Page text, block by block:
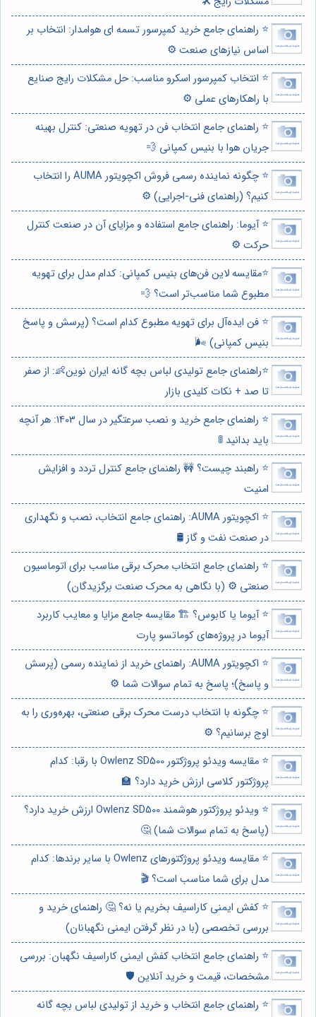
⭐️ راهنمای جامع خرید کمپرسور تسمه ای هوامدار: انتخاب بر
اساس نیازهای صنعت ⚙️
⭐️ انتخاب کمپرسور اسکرو مناسب: حل مشکلات رایج صنایع
با راهکارهای عملی ⚙️
⭐️ راهنمای جامع انتخاب فن در تهویه صنعتی: کنترل بهینه
جریان هوا با بنیس کمپانی 💨
⭐️ چگونه نماینده رسمی فروش اکچویتور AUMA را انتخاب
کنیم؟ (راهنمای فنی-اجرایی) ⚙️
⭐️ آیوما: راهنمای جامع استفاده و مزایای آن در صنعت کنترل
حرکت ⚙️
⭐️مقایسه لاین فن‌های بنیس کمپانی: کدام مدل برای تهویه
مطبوع شما مناسب‌تر است؟ 💨
⭐️ فن ایده‌آل برای تهویه مطبوع کدام است؟ (پرسش و پاسخ
بنیس کمپانی) 🌬️
⭐️راهنمای جامع تولیدی لباس بچه گانه ایران نوین👶: از صفر
تا صد + نکات کلیدی بازار
⭐️ راهنمای جامع خرید و نصب سرعتگیر در سال 1403: هر آنچه
باید بدانید 🚦
⭐️ راهبند چیست؟ 🚧 راهنمای جامع کنترل تردد و افزایش
امنیت
⭐️ اکچویتور AUMA: راهنمای جامع انتخاب، نصب و نگهداری
در صنعت نفت و گاز 🛢️
⭐️ راهنمای جامع انتخاب محرک برقی مناسب برای اتوماسیون
صنعتی ⚙️ (با نگاهی به محرک صنعت برگزیدگان)
⭐️ آیوما یا کابوس؟ 🏗️ مقایسه جامع مزایا و معایب کاربرد
آیوما در پروژه‌های کوماتسو پارت
⭐️ اکچویتور AUMA: راهنمای خرید از نماینده رسمی (پرسش
و پاسخ)؛ پاسخ به تمام سوالات شما ⚙️
⭐️ چگونه با انتخاب درست محرک برقی صنعتی، بهره‌وری را به
اوج برسانیم؟ ⚙️
⭐️ مقایسه ویدئو پروژکتور Owlenz SD500 با رقبا: کدام
پروژکتور کلاسی ارزش خرید دارد؟ 🏫
⭐️ ویدئو پروژکتور هوشمند Owlenz SD500 ارزش خرید دارد؟
(پاسخ به تمام سوالات شما) 🤔
⭐️ مقایسه ویدئو پروژکتورهای Owlenz با سایر برندها: کدام
مدل برای شما مناسب است؟ 🎬
⭐️ کفش ایمنی کاراسیف بخریم یا نه؟ 🤔 راهنمای خرید و
بررسی تخصصی (با در نظر گرفتن ایمنی نگهبانان)
⭐️ راهنمای جامع انتخاب کفش ایمنی کاراسیف نگهبان: بررسی
مشخصات، قیمت و خرید آنلاین 🛡️
⭐️ راهنمای جامع انتخاب و خرید از تولیدی لباس بچه گانه